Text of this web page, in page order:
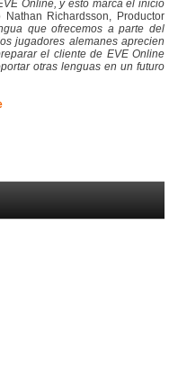
Online, y esto marca el inicio
Nathan Richardsson, Productor
que ofrecemos a parte del
jugadores alemanes aprecien
el cliente de EVE Online
otras lenguas en un futuro